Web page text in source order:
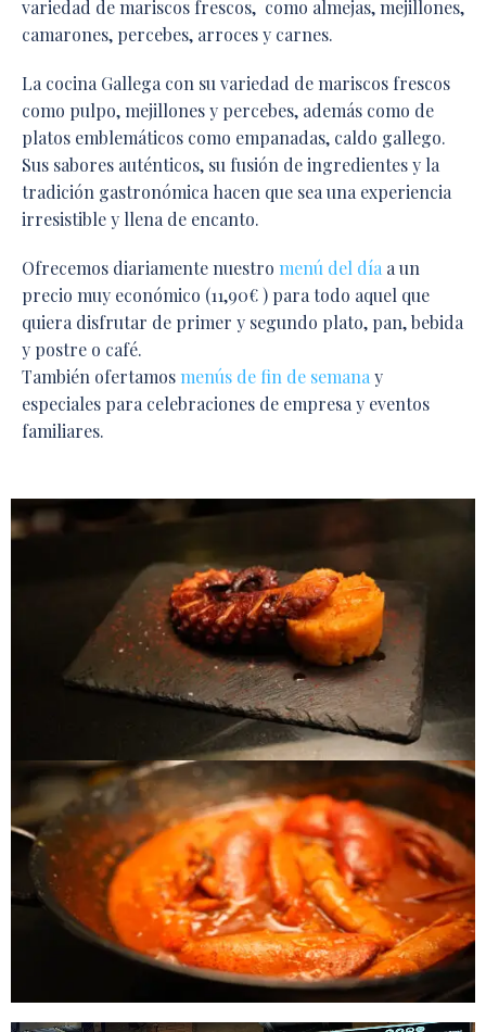
variedad de mariscos frescos, como almejas, mejillones,
camarones, percebes, arroces y carnes.
La cocina Gallega con su variedad de mariscos frescos
como pulpo, mejillones y percebes, además como de
platos emblemáticos como empanadas, caldo gallego.
Sus sabores auténticos, su fusión de ingredientes y la
tradición gastronómica hacen que sea una experiencia
irresistible y llena de encanto.
Ofrecemos diariamente nuestro menú del día a un
precio muy económico (11,90€ ) para todo aquel que
quiera disfrutar de primer y segundo plato, pan, bebida
y postre o café.
También ofertamosmenús de fin de semana y
especiales para celebraciones de empresa y eventos
familiares.